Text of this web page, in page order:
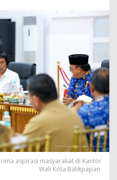
aspirasi masyarakat di Kantor
Wali Kota Balikpapan.